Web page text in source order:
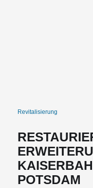
Revitalisierung
POTSDAM